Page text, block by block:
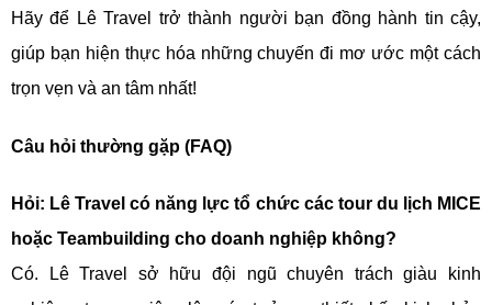
Hãy để Lê Travel trở thành người bạn đồng hành tin cậy,
giúp bạn hiện thực hóa những chuyến đi mơ ước một cách
trọn vẹn và an tâm nhất!
Câu hỏi thường gặp (FAQ)
Hỏi: Lê Travel có năng lực tổ chức các tour du lịch MICE
hoặc Teambuilding cho doanh nghiệp không?
Có. Lê Travel sở hữu đội ngũ chuyên trách giàu kinh